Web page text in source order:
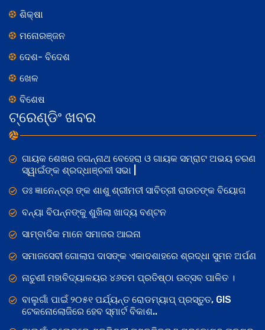
ଶିକ୍ଷା
ମନୋରଞ୍ଜନ
ଦେଶ- ବିଦେଶ
ଖେଳ
ବିଶେଷ
ଟ୍ରେଣ୍ଡିଂ ଖବର
ଗାୟକ ଶେଖର ଜଗନ୍ନାଥ ବେହେରା ଓ ଗାୟକ ସମ୍ରାଟ ଅଭୟ ଚରଣ
ସ୍ୱାଇଁଙ୍କ ଶ୍ରଦ୍ଧାଞ୍ଚଳୀ ସଭା |
ଡଃ ଜ୍ଞାନେନ୍ଦ୍ର ଙ୍କ ଶାଶୁ ଶ୍ରୀମତୀ ସାବିତ୍ରୀ ରାଉତଙ୍କ ବିୟୋଗ
ବନ୍ୟା ବିପନ୍ନଙ୍କୁ ଶୁଖିଲା ଖାଦ୍ୟ ବଣ୍ଟନ
ସାମ୍ବାଦିକ ମାନେ ସମାଜର ଆଇନା
ସମାଜସେବୀ ଗୋଲାପ ଦାସଙ୍କ ଏକାଦଶାହରେ ଶ୍ରଦ୍ଧା ସୁମନ ଅର୍ପଣ
ନାଚୁଣୀ ମହାବିଦ୍ୟାଳୟର ୪୬ତମ ପ୍ରତିଷ୍ଠା ଉତ୍ସବ ପାଳିତ ।
ବାଲୁଗାଁ ପାଇଁ ୨୦୫୧ ପର୍ଯ୍ୟନ୍ତ ରୋଡମ୍ୟାପ୍ ପ୍ରସ୍ତୁତ, GIS
ଟେକନୋଲୋଜିରେ ହେବ ସ୍ମାର୍ଟ ବିକାଶ..